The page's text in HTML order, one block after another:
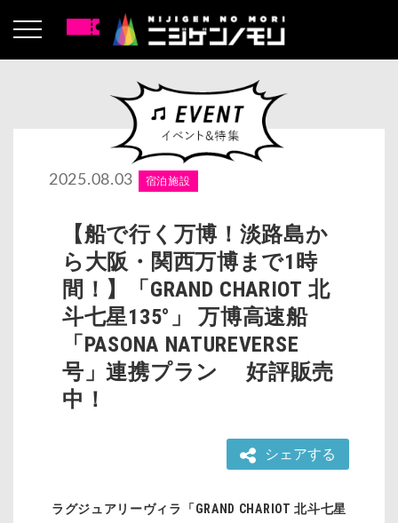
2025.08.03 宿泊施設
【船で行く万博！淡路島か
ら大阪・関西万博まで1時
間！】「GRAND CHARIOT 北
斗七星135°」 万博高速船
「PASONA NATUREVERSE
号」連携プラン 好評販売
中！
シェアする
ラグジュアリーヴィラ「GRAND CHARIOT 北斗七星